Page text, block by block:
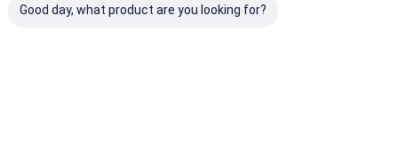
Good day, what product are you looking for?